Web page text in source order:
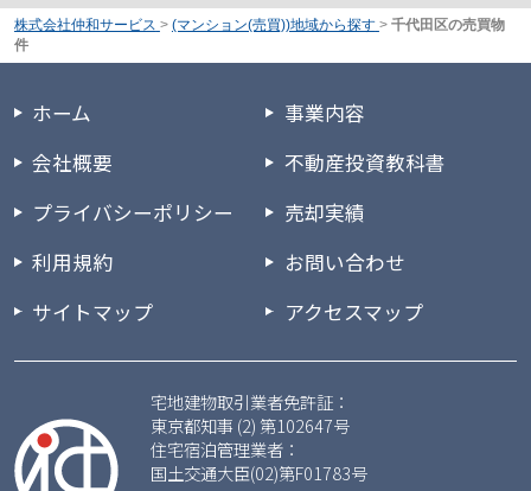
株式会社仲和サービス > (マンション(売買))地域から探す > 千代田区の売買物
件
ホーム
会社概要
プライバシーポリシー
利用規約
サイトマップ
事業内容
不動産投資教科書
売却実績
お問い合わせ
アクセスマップ
宅地建物取引業者免許証：
東京都知事 (2) 第102647号
住宅宿泊管理業者：
国土交通大臣(02)第F01783号